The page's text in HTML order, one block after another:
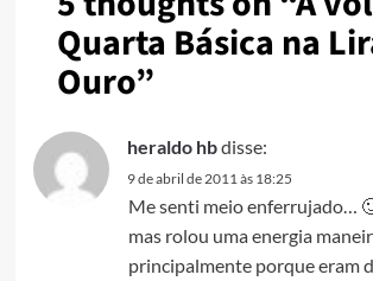
Quarta Básica na
Ouro”
heraldo hbdisse:
9 de abril de 2011 às 18:25
Me senti meio enferrujado…
mas rolou uma energia
principalmente porque eram